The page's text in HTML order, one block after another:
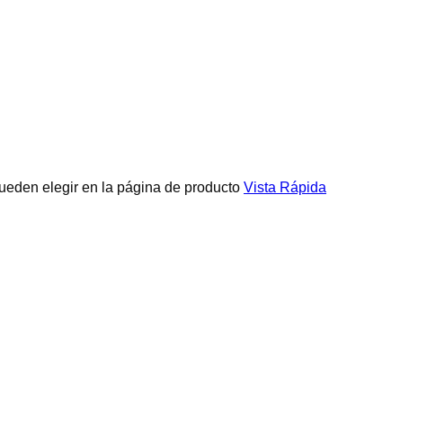
elegir en la página de producto Vista Rápida